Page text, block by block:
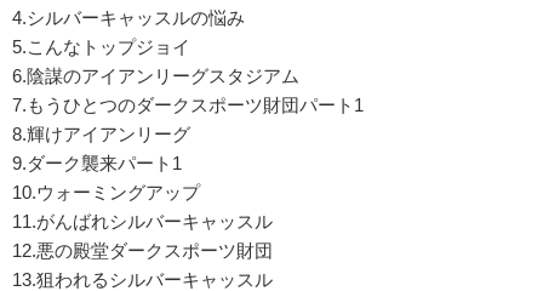
4.シルバーキャッスルの悩み
5.こんなトップジョイ
6.陰謀のアイアンリーグスタジアム
7.もうひとつのダークスポーツ財団パート1
8.輝けアイアンリーグ
9.ダーク襲来パート1
10.ウォーミングアップ
11.がんばれシルバーキャッスル
12.悪の殿堂ダークスポーツ財団
13.狙われるシルバーキャッスル